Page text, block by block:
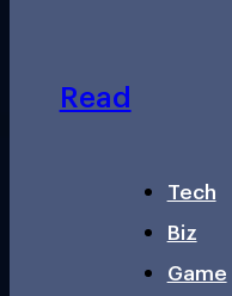
Read
Tech
Biz
Game